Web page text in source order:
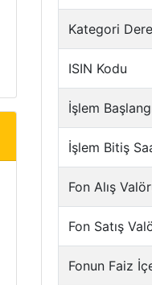
Kategori
ISIN Kodu
İşlem
İşlem Bitiş
Fon Alış
Fon Satış
Fonun Faiz